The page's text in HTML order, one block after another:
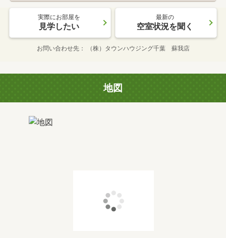
実際にお部屋を
見学したい
最新の
空室状況を聞く
お問い合わせ先 （株）タウンハウジング千葉 蘇我店
地図